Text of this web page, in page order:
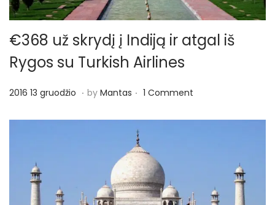
n
€368 už skrydį į Indiją ir atgal iš
Rygos su Turkish Airlines
P
2016 13 gruodžio 2
g
. by Mantas . 1 Comment